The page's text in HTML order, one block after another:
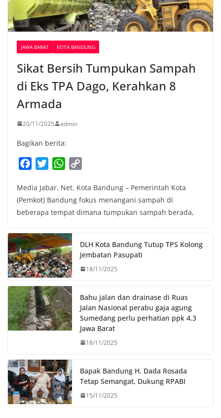
JAWA BARAT KOTA BANDUNG
Sikat Bersih Tumpukan Sampah
di Eks TPA Dago, Kerahkan 8
Armada
20/11/2025 admin
Bagikan berita:
c
e
b
o
k
i
t
t
r
W
a
t
s
p
p
p
y
L
n
k
Media Jabar. Net. Kota Bandung – Pemerintah Kota
(Pemkot) Bandung fokus menangani sampah di
beberapa tempat dimana tumpukan sampah berada,
DLH Kota Bandung Tutup TPS Kolong
Jembatan Pasupati
18/11/2025
Bahu jalan dan drainase di Ruas
Jalan Nasional perabu gaja agung
Sumedang perlu perhatian ppk 4.3
Jawa Barat
18/11/2025
Bapak Bandung H. Dada Rosada
Tetap Semangat, Dukung RPABI
15/11/2025